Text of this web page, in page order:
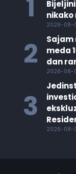
1 2026-08-
2
Sajam
meda
dan
2026-08-
3
2026-08-